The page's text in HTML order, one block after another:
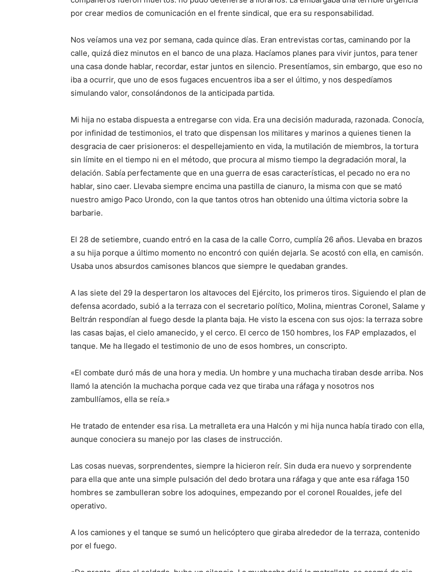
por crear medios de comunicación en el frente sindical, que era su responsabilidad.
Nos veíamos una vez por semana, cada quince días. Eran entrevistas cortas, caminando por la
calle, quizá diez minutos en el banco de una plaza. Hacíamos planes para vivir juntos, para tener
una casa donde hablar, recordar, estar juntos en silencio. Presentíamos, sin embargo, que eso no
iba a ocurrir, que uno de esos fugaces encuentros iba a ser el último, y nos despedíamos
simulando valor, consolándonos de la anticipada partida.
Mi hija no estaba dispuesta a entregarse con vida. Era una decisión madurada, razonada. Conocía,
por infinidad de testimonios, el trato que dispensan los militares y marinos a quienes tienen la
desgracia de caer prisioneros: el despellejamiento en vida, la mutilación de miembros, la tortura
sin límite en el tiempo ni en el método, que procura al mismo tiempo la degradación moral, la
delación. Sabía perfectamente que en una guerra de esas características, el pecado no era no
hablar, sino caer. Llevaba siempre encima una pastilla de cianuro, la misma con que se mató
nuestro amigo Paco Urondo, con la que tantos otros han obtenido una última victoria sobre la
barbarie.
El 28 de setiembre, cuando entró en la casa de la calle Corro, cumplía 26 años. Llevaba en brazos
a su hija porque a último momento no encontró con quién dejarla. Se acostó con ella, en camisón.
Usaba unos absurdos camisones blancos que siempre le quedaban grandes.
A las siete del 29 la despertaron los altavoces del Ejército, los primeros tiros. Siguiendo el plan de
defensa acordado, subió a la terraza con el secretario político, Molina, mientras Coronel, Salame y
Beltrán respondían al fuego desde la planta baja. He visto la escena con sus ojos: la terraza sobre
las casas bajas, el cielo amanecido, y el cerco. El cerco de 150 hombres, los FAP emplazados, el
tanque. Me ha llegado el testimonio de uno de esos hombres, un conscripto.
«El combate duró más de una hora y media. Un hombre y una muchacha tiraban desde arriba. Nos
llamó la atención la muchacha porque cada vez que tiraba una ráfaga y nosotros nos
zambullíamos, ella se reía.»
He tratado de entender esa risa. La metralleta era una Halcón y mi hija nunca había tirado con ella,
aunque conociera su manejo por las clases de instrucción.
Las cosas nuevas, sorprendentes, siempre la hicieron reír. Sin duda era nuevo y sorprendente
para ella que ante una simple pulsación del dedo brotara una ráfaga y que ante esa ráfaga 150
hombres se zambulleran sobre los adoquines, empezando por el coronel Roualdes, jefe del
operativo.
A los camiones y el tanque se sumó un helicóptero que giraba alrededor de la terraza, contenido
por el fuego.